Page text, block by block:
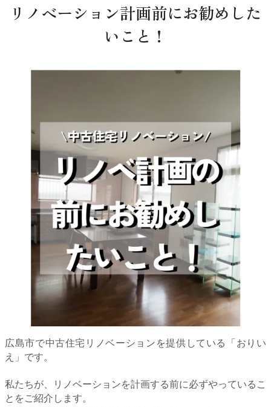
リノベーション計画前にお勧めした
いこと！
広島市で中古住宅リノベーションを提供している「おりい
え」です。
私たちが、リノベーションを計画する前に必ずやっているこ
とをご紹介します。